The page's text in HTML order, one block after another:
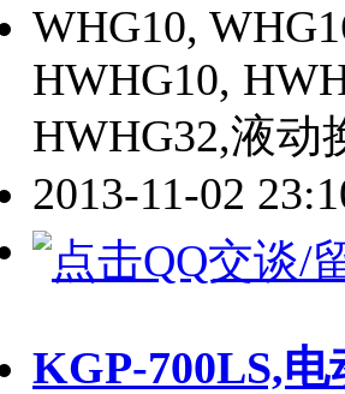
WHG10,
HWHG10,
HWHG32,液动
2013-11-02
KGP-700LS,电